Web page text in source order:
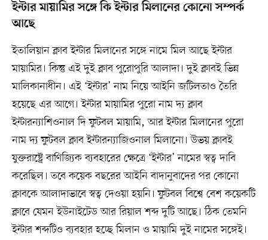
ইন্টার মায়ামির সঙ্গে কি ইন্টার মিলানের কোনো সম্পর্ক
আছে
ইতালিয়ান ক্লাব ইন্টার মিলানের সঙ্গে নামে মিল আছে ইন্টার
মায়ামির। কিন্তু এই দুই ক্লাব পুরোপুরি আলাদা। দুই ক্লাবই ভিন্ন
মালিকানাধীন। এই ‘ইন্টার’ নাম নিয়ে আইনি জটিলতাও তৈরি
হয়েছে এর আগে। ইন্টার মায়ামির পুরো নাম দ্য ক্লাব
ইন্টারন্যাশিওনাল দি ফুটবল মায়ামি, আর ইন্টার মিলানের পুরো
নাম দ্য ফুটবল ক্লাব ইন্টারন্যাজিওনাল মিলানো। উভয় ক্লাবই
যুক্তরাষ্ট্রে বাণিজ্যিক ব্যবহারের ক্ষেত্রে ‘ইন্টার’ নামের স্বত্ব দাবি
করেছিল। তবে কয়েক বছরের আইনি বাদানুবাদের পর কোনো
ক্লাবকে আলাদাভাবে স্বত্ব দেওয়া হয়নি। ফুটবল বিশ্বে বেশ কয়েকটি
ক্লাবে যেমন ইউনাইটেড আর রিয়াল শব্দ দুটি আছে। ঠিক তেমনি
ইন্টার শব্দটিও ব্যবহার হচ্ছে মিলান ও মায়ামি দুই নামের সঙ্গেই।